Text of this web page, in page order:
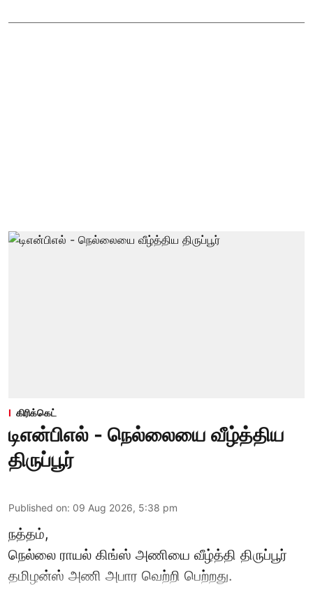
கிரிக்கெட்
டிஎன்பிஎல் - நெல்லையை வீழ்த்திய
திருப்பூர்
Published on: 09 Aug 2026, 5:38 pm
நத்தம்,
நெல்லை ராயல் கிங்ஸ் அணியை வீழ்த்தி திருப்பூர்
தமிழன்ஸ் அணி அபார வெற்றி பெற்றது.